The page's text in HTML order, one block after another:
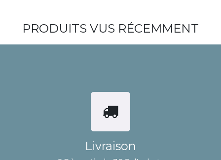
PRODUITS VUS RÉCEMMENT
Livraison